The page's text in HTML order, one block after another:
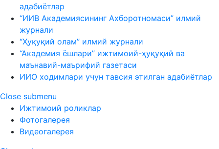
адабиётлар
“ИИВ Академиясининг Ахборотномаси” илмий
журнали
“Ҳуқуқий олам” илмий журнали
“Академия ёшлари” ижтимоий-ҳуқуқий ва
маънавий-маърифий газетаси
ИИО ходимлари учун тавсия этилган адабиётлар
Close submenu
Ижтимоий роликлар
Фотогалерея
Видеогалерея